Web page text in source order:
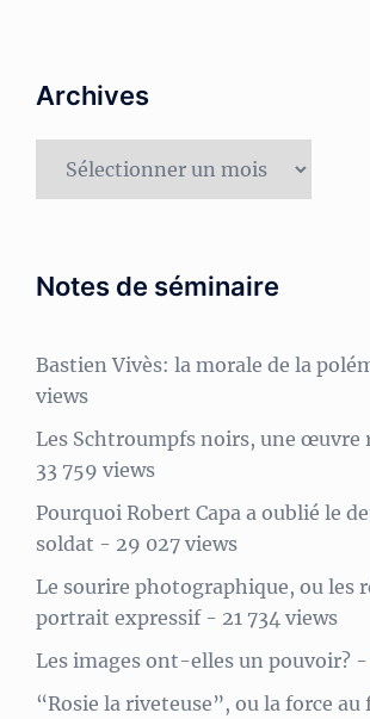
Archives
Notes de séminaire
Bastien Vivès: la morale de la
views
Les Schtroumpfs noirs, une œuvre
33 759 views
Pourquoi Robert Capa a oublié le
soldat - 29 027 views
Le sourire photographique, ou les
portrait expressif- 21 734 views
Les images ont-elles un pouvoir? -
“Rosie la riveteuse”, ou la force